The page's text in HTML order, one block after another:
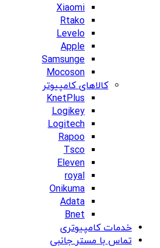
Xiaomi
Rtako
Levelo
Apple
Samsunge
Mocoson
کالاهای کامپیوتر
KnetPlus
Logikey
Logitech
Rapoo
Tsco
Eleven
royal
Onikuma
Adata
Bnet
خدمات کامپیوتری
تماس با مستر جانبی